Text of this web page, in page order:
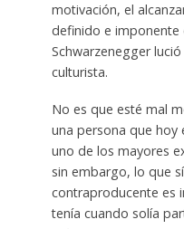
motivación, el
definido e imponente
Schwarzenegger
culturista.
No es que esté mal
una persona que hoy
uno de los mayores
sin embargo, lo que
contraproducente es
tenía cuando solía